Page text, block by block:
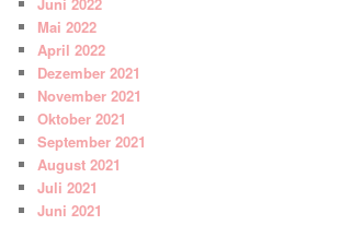
Mai 2022
April 2022
Dezember 2021
November 2021
Oktober 2021
September 2021
August 2021
Juli 2021
Juni 2021